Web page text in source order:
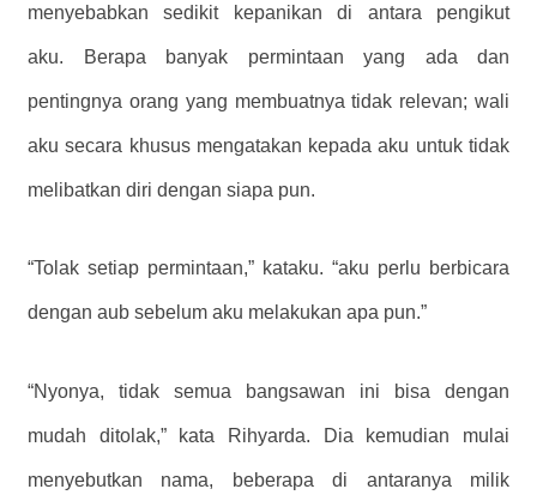
menyebabkan sedikit kepanikan di antara pengikut
aku. Berapa banyak permintaan yang ada dan
pentingnya orang yang membuatnya tidak relevan; wali
aku secara khusus mengatakan kepada aku untuk tidak
melibatkan diri dengan siapa pun.
“Tolak setiap permintaan,” kataku. “aku perlu berbicara
dengan aub sebelum aku melakukan apa pun.”
“Nyonya, tidak semua bangsawan ini bisa dengan
mudah ditolak,” kata Rihyarda. Dia kemudian mulai
menyebutkan nama, beberapa di antaranya milik